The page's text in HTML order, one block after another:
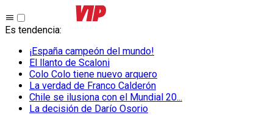
Es tendencia:
¡España campeón del mundo!
El llanto de Scaloni
Colo Colo tiene nuevo arquero
La verdad de Franco Calderón
Chile se ilusiona con el Mundial 20...
La decisión de Darío Osorio